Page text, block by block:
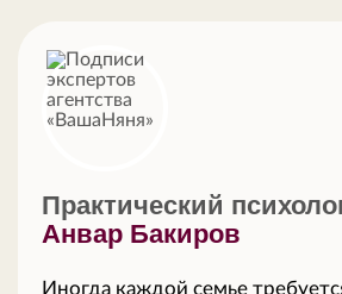
Практический
Анвар Бакиров
Иногда каждой семье